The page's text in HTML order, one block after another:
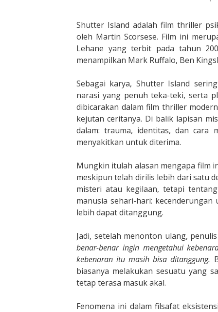
Shutter Island adalah film thriller
oleh Martin Scorsese. Film ini
Lehane yang terbit pada tahun
menampilkan Mark Ruffalo, Ben
Sebagai karya, Shutter Island
narasi yang penuh teka-teki, serta
dibicarakan dalam film thriller
kejutan ceritanya. Di balik lapisan
dalam: trauma, identitas, dan cara
menyakitkan untuk diterima.
Mungkin itulah alasan mengapa film
meskipun telah dirilis lebih dari satu
misteri atau kegilaan, tetapi
manusia sehari-hari:
lebih dapat ditanggung.
Jadi, setelah menonton ulang,
benar-benar ingin mengetahui
kebenaran itu masih bisa ditanggung.
biasanya melakukan sesuatu yang
tetap terasa masuk akal.
Fenomena ini dalam filsafat